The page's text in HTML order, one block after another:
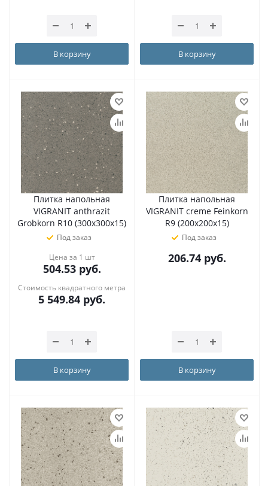
В корзину В корзину
Плитка напольная
VIGRANIT anthrazit
Grobkorn R10 (300х300х15)
Под заказ
Цена за 1 шт
504.53руб.
Стоимость квадратного метра
5 549.84 руб.
В корзину
Плитка напольная
VIGRANIT creme Feinkorn
R9 (200х200х15)
Под заказ
206.74руб.
В корзину